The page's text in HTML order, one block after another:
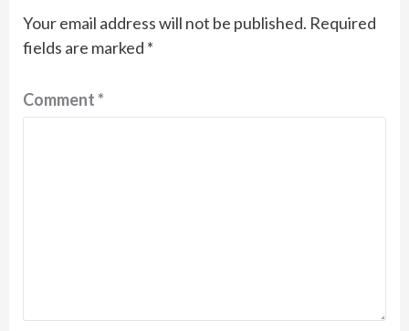
Your email address will not be published. Required
fields are marked *
Comment*